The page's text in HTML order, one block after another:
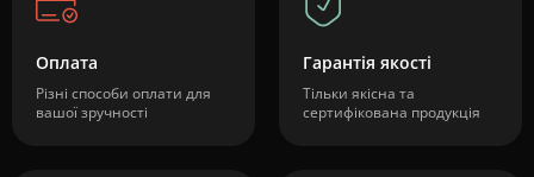
Оплата
Різні способи оплати для
вашої зручності
Гарантія якості
Тільки якісна та
сертифікована продукція